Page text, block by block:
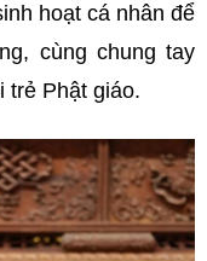
hoạt cá nhân để
cùng chung tay
trẻ Phật giáo.